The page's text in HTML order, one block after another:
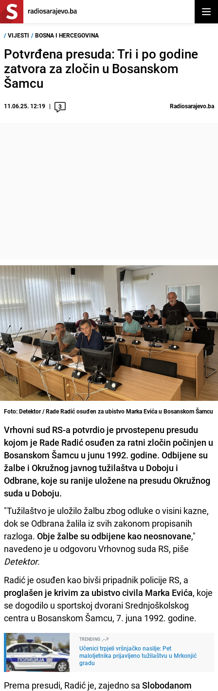
/ VIJESTI / BOSNA I HERCEGOVINA
Potvrđena presuda: Tri i po godine
zatvora za zločin u Bosanskom
Šamcu
11.06.25. 12:19 3 Radiosarajevo.ba
Foto: Detektor / Rade Radić osuđen za ubistvo Marka Evića u Bosanskom Šamcu
Vrhovni sud RS-a potvrdio je prvostepenu presudu
kojom je Rade Radić osuđen za ratni zločin počinjen u
Bosanskom Šamcu u junu 1992. godine. Odbijene su
žalbe i Okružnog javnog tužilaštva u Doboju i
Odbrane, koje su ranije uložene na presudu Okružnog
suda u Doboju.
"Tužilaštvo je uložilo žalbu zbog odluke o visini kazne,
dok se Odbrana žalila iz svih zakonom propisanih
razloga. Obje žalbe su odbijene kao neosnovane,"
navedeno je u odgovoru Vrhovnog suda RS, piše
Detektor.
Radić je osuđen kao bivši pripadnik policije RS, a
proglašen je krivim za ubistvo civila Marka Evića, koje
se dogodilo u sportskoj dvorani Srednjoškolskog
centra u Bosanskom Šamcu, 7. juna 1992. godine.
TRENDING
Učenici trpjeli vršnjačko nasilje: Pet
maloljetnika prijavljeno tužilaštvu u Mrkonjić
gradu
Prema presudi, Radić je, zajedno sa Slobodanom